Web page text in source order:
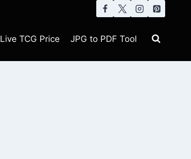
Live TCG Price JPG to PDF Tool